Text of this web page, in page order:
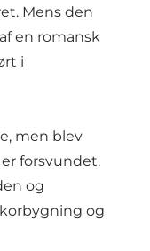
Mens den
en romansk
i
men blev
forsvundet.
og
og